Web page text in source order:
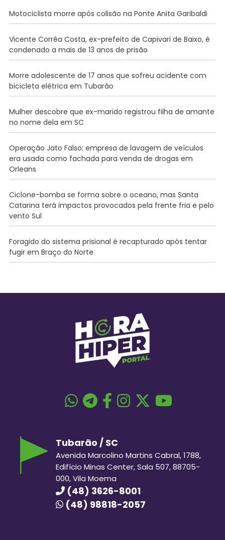
Motociclista morre após colisão na Ponte Anita Garibaldi
Vicente Corrêa Costa, ex-prefeito de Capivari de Baixo, é
condenado a mais de 13 anos de prisão
Morre adolescente de 17 anos que sofreu acidente com
bicicleta elétrica em Tubarão
Mulher descobre que ex-marido registrou filha de amante
no nome dela em SC
Operação Jato Falso: empresa de lavagem de veículos
era usada como fachada para venda de drogas em
Orleans
Ciclone-bomba se forma sobre o oceano, mas Santa
Catarina terá impactos provocados pela frente fria e pelo
vento Sul
Foragido do sistema prisional é recapturado após tentar
fugir em Braço do Norte
Tubarão / SC
Avenida Marcolino Martins Cabral, 1788,
Edifício Minas Center, Sala 507, 88705-
000, Vila Moema
(48) 3626-8001
(48) 98818-2057